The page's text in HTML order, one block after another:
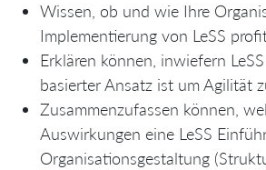
Wissen, ob und wie Ihre
Implementierung von LeSS
Erklären können, inwiefern
basierter Ansatz ist um Agilität
Zusammenzufassen können,
Auswirkungen eine LeSS
Organisationsgestaltung